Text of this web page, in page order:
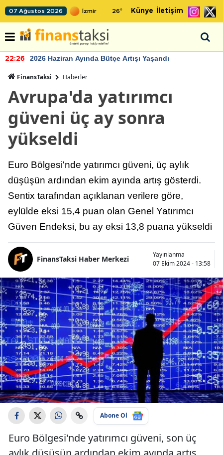
07 Ağustos 2026 26° Künye İletişim
22:26 2026 Haziran Ayında Bütçe Artışı Yaşandı
FinansTaksi Haberler
Avrupa'da yatırımcı
güveni üç ay sonra
yükseldi
Euro Bölgesi'nde yatırımcı güveni, üç aylık
düşüşün ardından ekim ayında artış gösterdi.
Sentix tarafından açıklanan verilere göre,
eylülde eksi 15,4 puan olan Genel Yatırımcı
Güven Endeksi, bu ay eksi 13,8 puana yükseldi
FinansTaksi Haber Merkezi
Yayınlanma
07 Ekim 2024 - 13:58
Abone Ol
Euro Bölgesi'nde yatırımcı güveni, son üç